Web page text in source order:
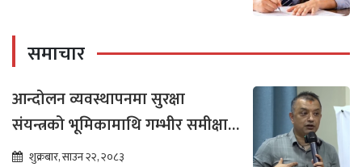
समाचार
आन्दोलन व्यवस्थापनमा सुरक्षा
संयन्त्रको भूमिकामाथि गम्भीर समीक्षा
आवश्यक : गगन थापा
शुक्रबार, साउन २२, २०८३